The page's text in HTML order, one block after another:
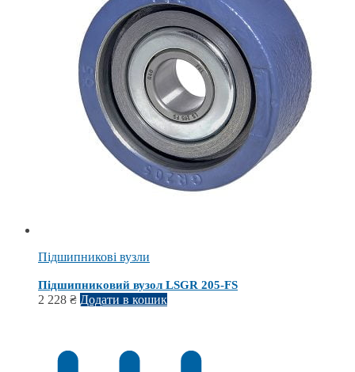
Підшипникові вузли
Підшипниковий вузол LSGR 205-FS
2 228 ₴ Додати в кошик